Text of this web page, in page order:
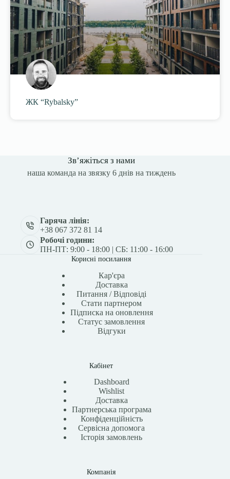
ЖК “Rybalsky”
Зв’яжіться з нами
наша команда на звязку 6 днів на тиждень
Гаряча лінія:
+38 067 372 81 14
Робочі години:
ПН-ПТ: 9:00 - 18:00 | СБ: 11:00 - 16:00
Корисні посилання
Кар'єра
Доставка
Питання / Відповіді
Стати партнером
Підписка на оновлення
Статус замовлення
Відгуки
Кабінет
Dashboard
Wishlist
Доставка
Партнерська програма
Конфіденційність
Сервісна допомога
Історія замовлень
Компанія